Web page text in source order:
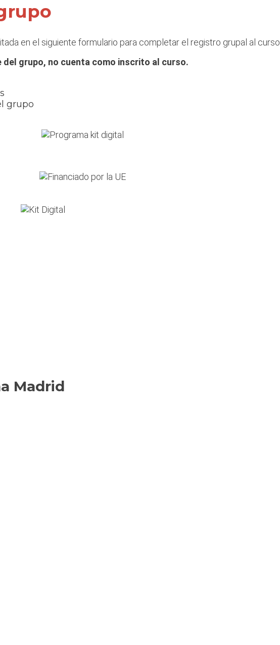
en el siguiente formulario para completar el registro grupal al curso
del grupo, no cuenta como inscrito al curso.
grupo
Madrid